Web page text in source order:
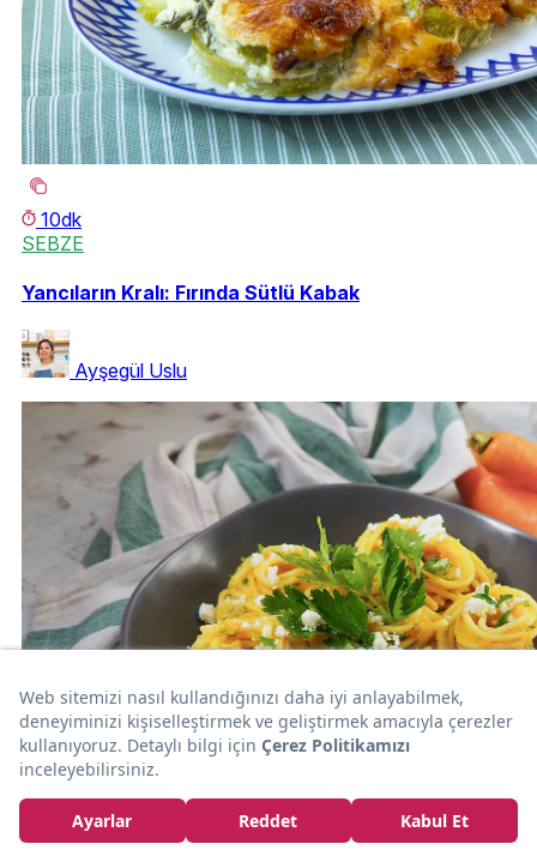
10dk
SEBZE
Yancıların Kralı: Fırında Sütlü Kabak
Ayşegül Uslu